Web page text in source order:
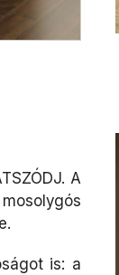
A
is: a